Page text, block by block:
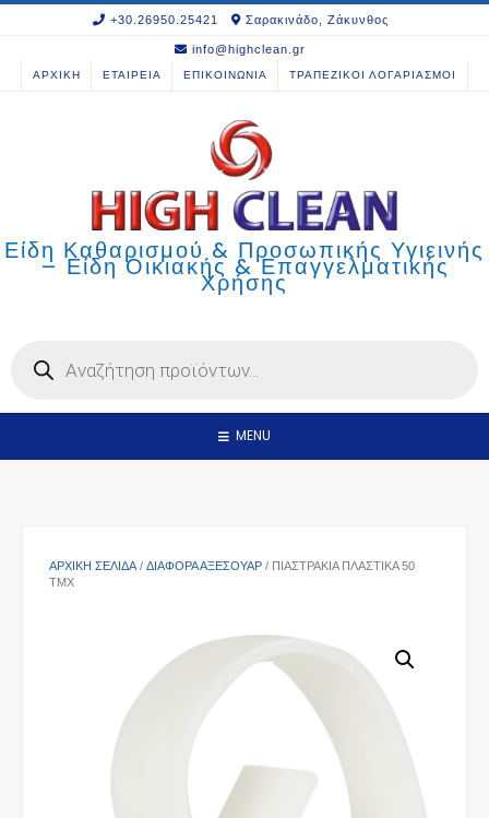
+30.26950.25421 Σαρακινάδο, Ζάκυνθος
info@highclean.gr
ΑΡΧΙΚΗ ΕΤΑΙΡΕΙΑ ΕΠΙΚΟΙΝΩΝΙΑ ΤΡΑΠΕΖΙΚΟΙ ΛΟΓΑΡΙΑΣΜΟΙ
Είδη Καθαρισμού & Προσωπικής Υγιεινής
– Είδη Οικιακής & Επαγγελματικής
Χρήσης
search
MENU
ΑΡΧΙΚΉ ΣΕΛΊΔΑ / ΔΙΆΦΟΡΑ ΑΞΕΣΟΥΆΡ / ΠΙΑΣΤΡΆΚΙΑ ΠΛΑΣΤΙΚΆ 50
ΤΜΧ